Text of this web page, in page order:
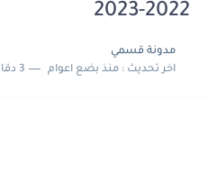
2022-2023
مدونة قسمي
اخر تحديث :منذ بضع اعوام 3 دقائق للقراءة